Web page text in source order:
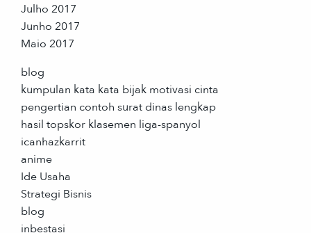
Julho 2017
Junho 2017
Maio 2017
blog
kumpulan kata kata bijak motivasi cinta
pengertian contoh surat dinas lengkap
hasil topskor klasemen liga-spanyol
icanhazkarrit
anime
Ide Usaha
Strategi Bisnis
blog
inbestasi